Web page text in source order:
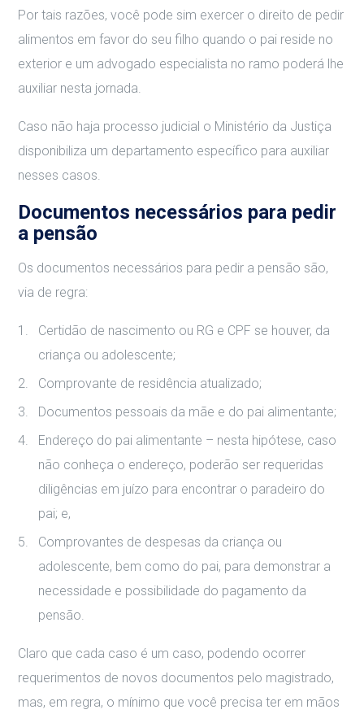
Por tais razões, você pode sim exercer o direito de pedir
alimentos em favor do seu filho quando o pai reside no
exterior e um advogado especialista no ramo poderá lhe
auxiliar nesta jornada.
Caso não haja processo judicial o Ministério da Justiça
disponibiliza um departamento específico para auxiliar
nesses casos.
Documentos necessários para pedir
a pensão
Os documentos necessários para pedir a pensão são,
via de regra:
Certidão de nascimento ou RG e CPF se houver, da
criança ou adolescente;
Comprovante de residência atualizado;
Documentos pessoais da mãe e do pai alimentante;
Endereço do pai alimentante – nesta hipótese, caso
não conheça o endereço, poderão ser requeridas
diligências em juízo para encontrar o paradeiro do
pai; e,
Comprovantes de despesas da criança ou
adolescente, bem como do pai, para demonstrar a
necessidade e possibilidade do pagamento da
pensão.
Claro que cada caso é um caso, podendo ocorrer
requerimentos de novos documentos pelo magistrado,
mas, em regra, o mínimo que você precisa ter em mãos